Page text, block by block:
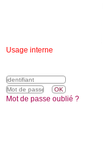
Usage interne
Mot de passe oublié ?